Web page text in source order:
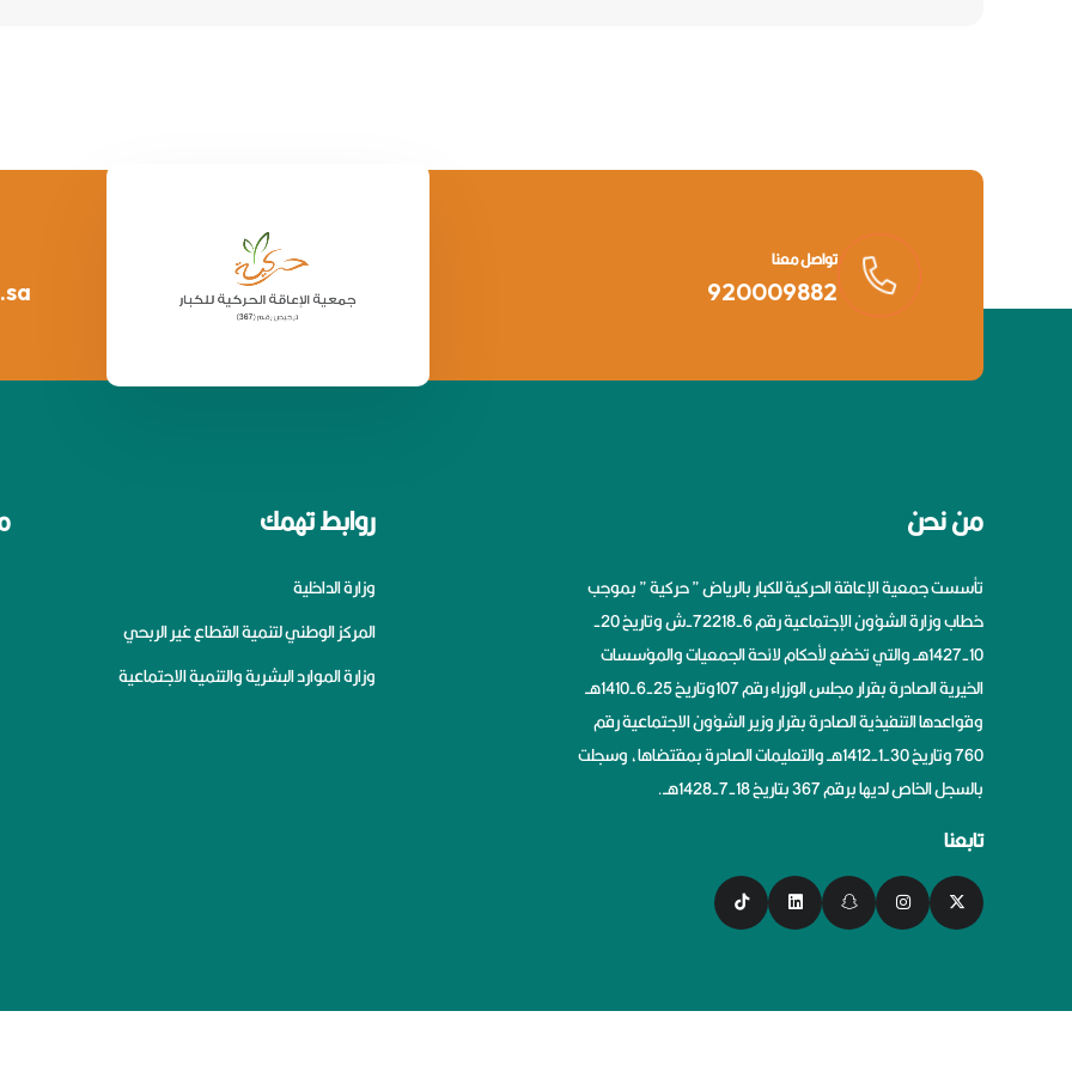
تواصل معنا
920009882
من نحن
تأسست جمعية الإعاقة الحركية للكبار بالرياض ” حركية ” بموجب
خطاب وزارة الشؤون الإجتماعية رقم 6-72218-ش وتاريخ 20-
10-1427هــ والتي تخضع لأحكام لائحة الجمعيات والمؤسسات
الخيرية الصادرة بقرار مجلس الوزراء رقم 107وتاريخ 25-6-1410هــ
وقواعدها التنفيذية الصادرة بقرار وزير الشؤون الاجتماعية رقم
760 وتاريخ 30-1-1412هــ والتعليمات الصادرة بمقتضاها، وسجلت
بالسجل الخاص لديها برقم 367 بتاريخ 18-7-1428هــ.
تابعنا
روابط تهمك
وزارة الداخلية
المركز الوطني لتنمية القطاع غير الربحي
وزارة الموارد البشرية والتنمية الاجتماعية